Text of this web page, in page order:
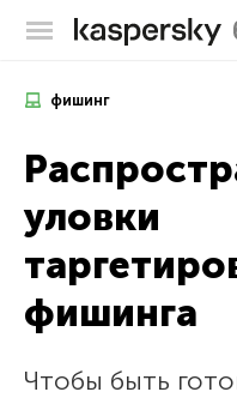
фишинг
уловки
фишинга
Чтобы быть